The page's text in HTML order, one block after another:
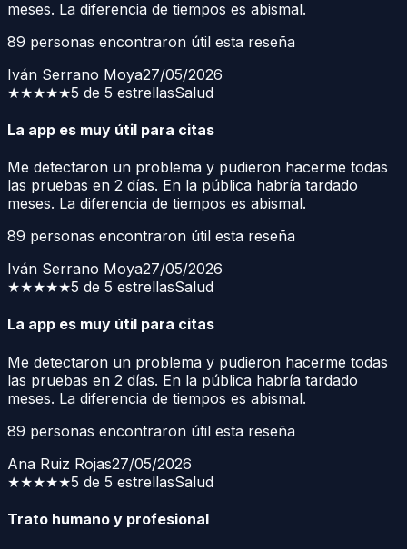
meses. La diferencia de tiempos es abismal.
89 personas encontraron útil esta reseña
Iván Serrano Moya27/05/2026
★★★★★5 de 5 estrellasSalud
La app es muy útil para citas
Me detectaron un problema y pudieron hacerme todas
las pruebas en 2 días. En la pública habría tardado
meses. La diferencia de tiempos es abismal.
89 personas encontraron útil esta reseña
Iván Serrano Moya27/05/2026
★★★★★5 de 5 estrellasSalud
La app es muy útil para citas
Me detectaron un problema y pudieron hacerme todas
las pruebas en 2 días. En la pública habría tardado
meses. La diferencia de tiempos es abismal.
89 personas encontraron útil esta reseña
Ana Ruiz Rojas27/05/2026
★★★★★5 de 5 estrellasSalud
Trato humano y profesional